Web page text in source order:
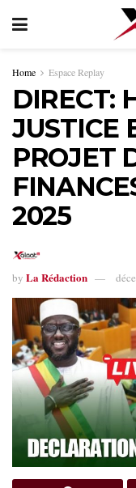
Home Espace Replay
DIRECT:
JUSTICE
PROJET
2025
by La Rédaction